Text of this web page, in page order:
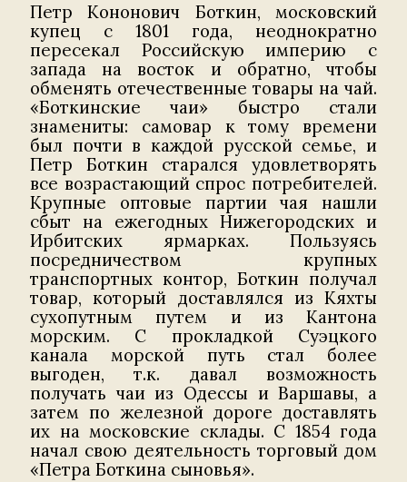
Петр Кононович Боткин, московский
купец с 1801 года, неоднократно
пересекал Российскую империю с
запада на восток и обратно, чтобы
обменять отечественные товары на чай.
«Боткинские чаи» быстро стали
знамениты: самовар к тому времени
был почти в каждой русской семье, и
Петр Боткин старался удовлетворять
все возрастающий спрос потребителей.
Крупные оптовые партии чая нашли
сбыт на ежегодных Нижегородских и
Ирбитских ярмарках. Пользуясь
посредничеством крупных
транспортных контор, Боткин получал
товар, который доставлялся из Кяхты
сухопутным путем и из Кантона
морским. С прокладкой Суэцкого
канала морской путь стал более
выгоден, т.к. давал возможность
получать чаи из Одессы и Варшавы, а
затем по железной дороге доставлять
их на московские склады. С 1854 года
начал свою деятельность торговый дом
«Петра Боткина сыновья».